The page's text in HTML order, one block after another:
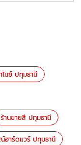
ไนซ์ ปทุมธานี
ร้านขายสี ปทุมธานี
ฮาร์ดแวร์ ปทุมธานี